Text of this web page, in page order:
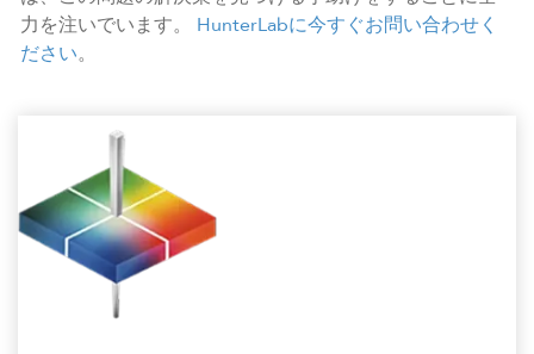
力を注いでいます。 HunterLabに今すぐお問い合わせく
ださい。